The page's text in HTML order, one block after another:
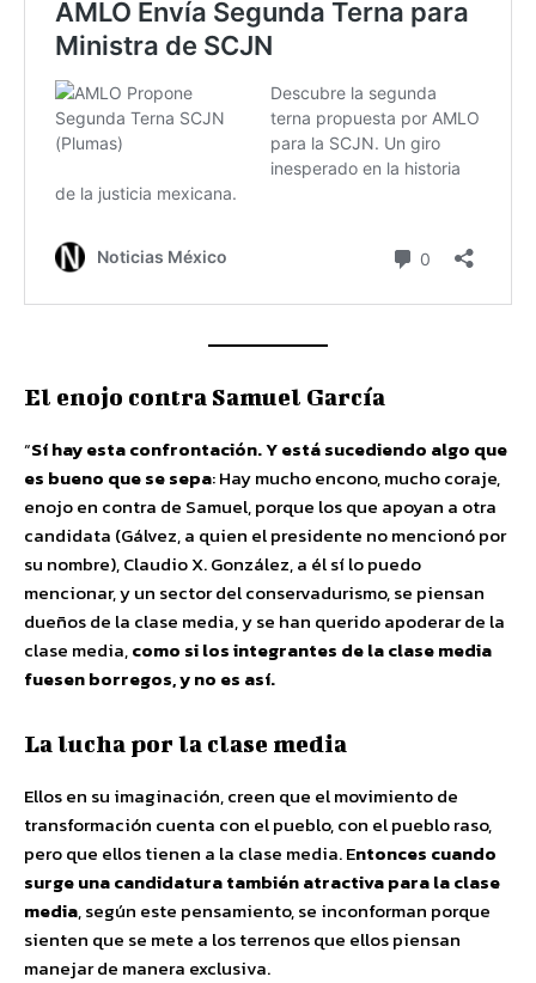
El enojo contra Samuel García
“Sí hay esta confrontación. Y está sucediendo algo que
es bueno que se sepa: Hay mucho encono, mucho coraje,
enojo en contra de Samuel, porque los que apoyan a otra
candidata (Gálvez, a quien el presidente no mencionó por
su nombre), Claudio X. González, a él sí lo puedo
mencionar, y un sector del conservadurismo, se piensan
dueños de la clase media, y se han querido apoderar de la
clase media,como si los integrantes de la clase media
fuesen borregos, y no es así.
La lucha por la clase media
Ellos en su imaginación, creen que el movimiento de
transformación cuenta con el pueblo, con el pueblo raso,
pero que ellos tienen a la clase media. Entonces cuando
surge una candidatura también atractiva para la clase
media, según este pensamiento, se inconforman porque
sienten que se mete a los terrenos que ellos piensan
manejar de manera exclusiva.